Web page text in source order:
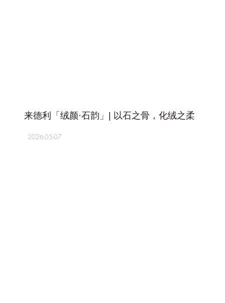
来德利「绒颜·石韵」| 以石之骨，化绒之柔
2026-05-07